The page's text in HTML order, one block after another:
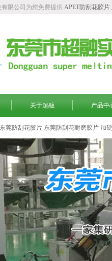
限公司为您免费提供 APET防刮花胶片
关于超融 产品中
东莞防刮花胶片 东莞防刮花耐磨胶片 加